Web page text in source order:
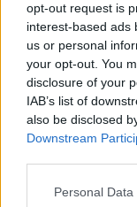
opt-out request is
interest-based ads
us or personal
your opt-out. You
disclosure of your
IAB’s list of
also be disclosed
Downstream
Please note that
Personal
«Ήταν
Μίλτος
«Όταν
σοφό
σημαίνει αυτό.
που
για μπάλα